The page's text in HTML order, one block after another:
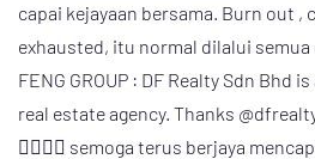
capai kejayaan bersama. Burn out ,
exhausted, itu normal dilalui semua
FENG GROUP : DF Realty Sdn Bhd
real estate agency. Thanks
❤️‍🔥❤️‍🔥 semoga terus berjaya